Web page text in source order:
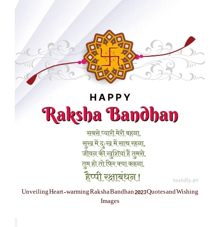
Unveiling Heart-warming Raksha Bandhan 2023 Quotes and Wishing
Images